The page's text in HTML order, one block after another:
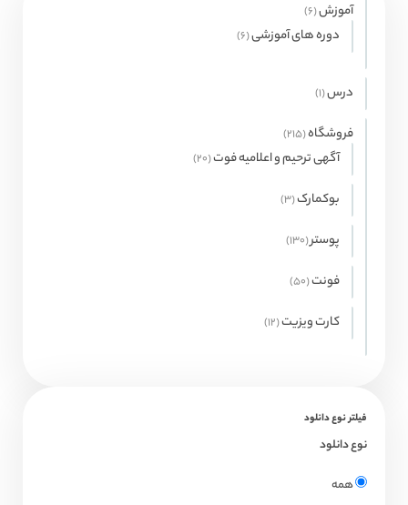
آموزش 6
6
محصول
دوره های آموزشی 6
6
درس 1
1
فروشگاه 215
215
محصول
آگهی ترحیم و اعلامیه فوت 20
20
بوکمارک 3
3
پوستر 130
130
فونت 50
50
کارت ویزیت 12
12
فیلتر نوع دانلود
نوع دانلود
همه